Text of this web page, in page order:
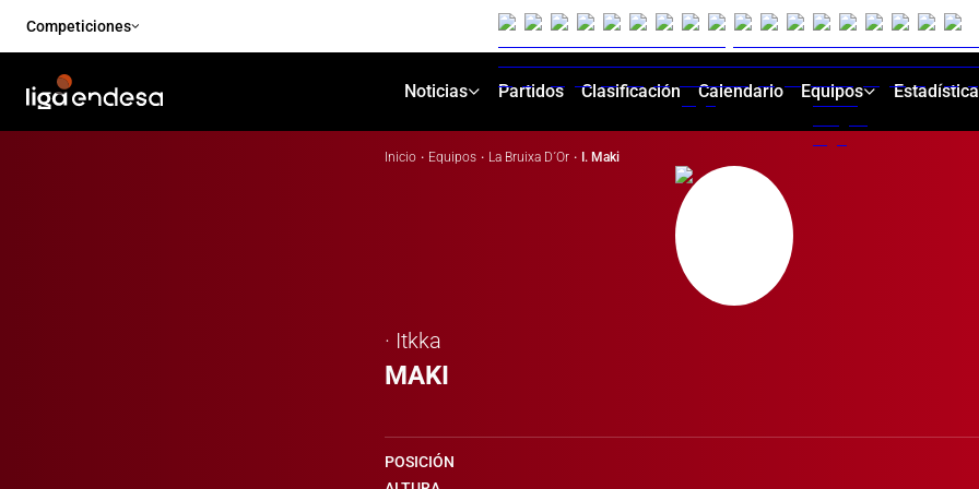
Competiciones
Noticias Partidos Clasificación Calendario Equipos
Inicio · Equipos · La Bruixa D´Or · I. Maki
· Itkka
MAKI
POSICIÓN